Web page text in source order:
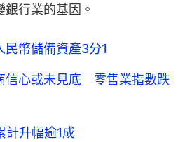
行業的基因。
幣儲備資產3分1
信心或未見底 零售業指數跌
升幅逾1成